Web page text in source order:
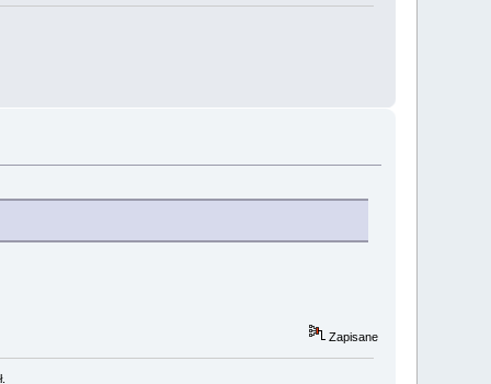
Zapisane